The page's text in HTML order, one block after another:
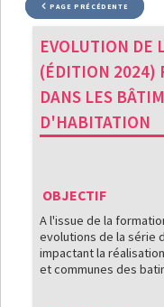
PAGE PRÉCÉDENTE
EVOLUTION DE
(ÉDITION 2024)
DANS LES
D'HABITATION
OBJECTIF
A l'issue de la
evolutions de la série
impactant la
et communes des